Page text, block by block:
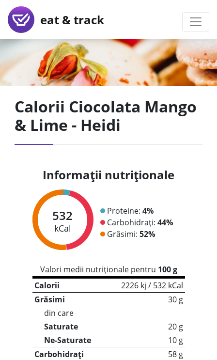
eat & track
Calorii Ciocolata Mango
& Lime - Heidi
Informații nutriționale
532
kCal
Proteine: 4%
Carbohidrați: 44%
Grăsimi: 52%
Valori medii nutriționale pentru 100 g
Calorii
2226 kj / 532 kCal
Grăsimi
30 g
din care
Saturate
20 g
Ne-Saturate
10 g
Carbohidrați
58 g